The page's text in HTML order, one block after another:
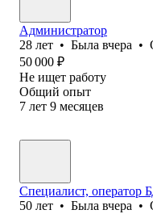
Администратор
28 лет • Была вчера •
50 000 ₽
Не ищет работу
Общий опыт
7 лет 9 месяцев
Специалист, оператор
50 лет • Была вчера •